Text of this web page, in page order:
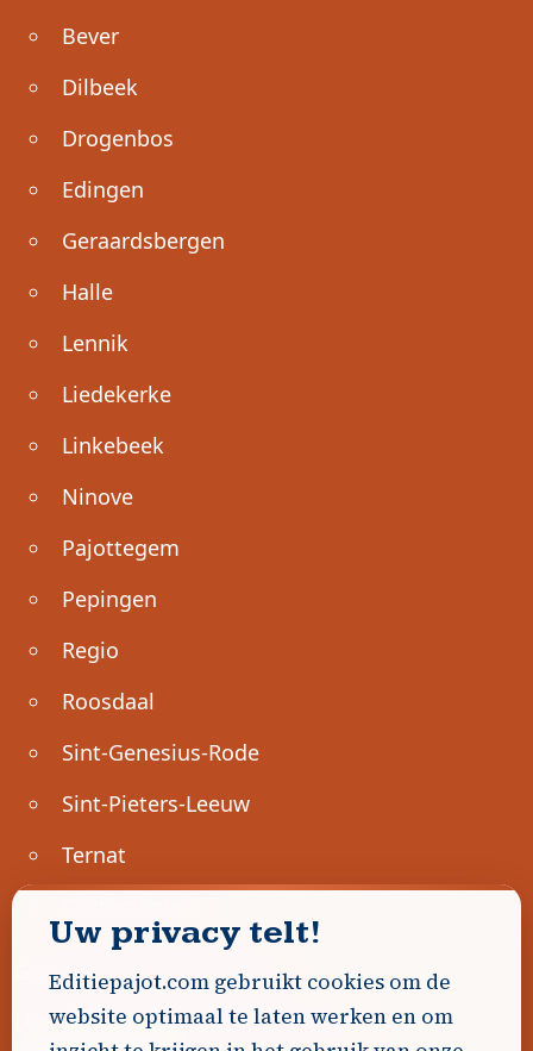
Bever
Dilbeek
Drogenbos
Edingen
Geraardsbergen
Halle
Lennik
Liedekerke
Linkebeek
Ninove
Pajottegem
Pepingen
Regio
Roosdaal
Sint-Genesius-Rode
Sint-Pieters-Leeuw
Ternat
Geen advertenties gevonden.
Uw advertentie hier? Contacteer ons!
Uw privacy telt!
Editiepajot.com gebruikt cookies om de
website optimaal te laten werken en om